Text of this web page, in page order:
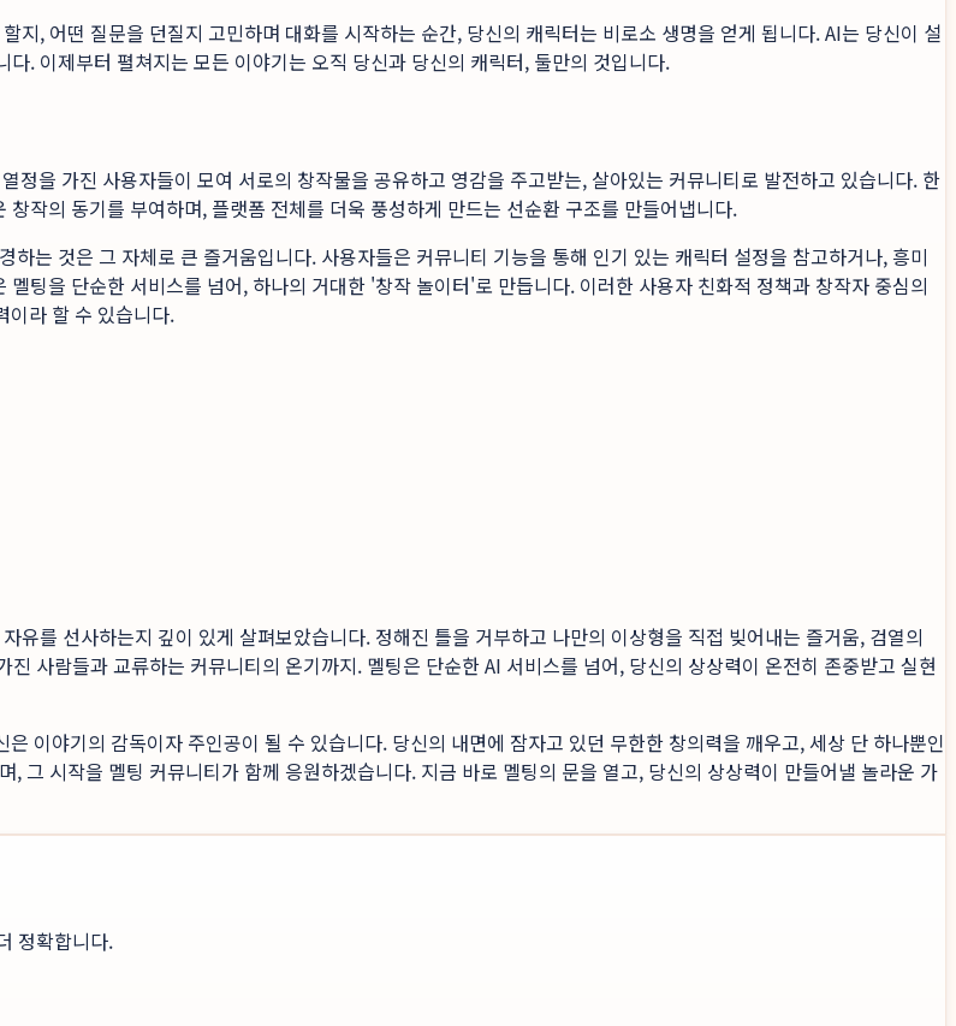
, 어떤 질문을 던질지 고민하며 대화를 시작하는 순간, 당신의 캐릭터는 비로소 생명을 얻게 됩니다. AI는 당신이 설
. 이제부터 펼쳐지는 모든 이야기는 오직 당신과 당신의 캐릭터, 둘만의 것입니다.
정을 가진 사용자들이 모여 서로의 창작물을 공유하고 영감을 주고받는, 살아있는 커뮤니티로 발전하고 있습니다. 한
작의 동기를 부여하며, 플랫폼 전체를 더욱 풍성하게 만드는 선순환 구조를 만들어냅니다.
는 것은 그 자체로 큰 즐거움입니다. 사용자들은 커뮤니티 기능을 통해 인기 있는 캐릭터 설정을 참고하거나, 흥미
팅을 단순한 서비스를 넘어, 하나의 거대한 '창작 놀이터'로 만듭니다. 이러한 사용자 친화적 정책과 창작자 중심의
이라 할 수 있습니다.
유를 선사하는지 깊이 있게 살펴보았습니다. 정해진 틀을 거부하고 나만의 이상형을 직접 빚어내는 즐거움, 검열의
사람들과 교류하는 커뮤니티의 온기까지. 멜팅은 단순한 AI 서비스를 넘어, 당신의 상상력이 온전히 존중받고 실현
은 이야기의 감독이자 주인공이 될 수 있습니다. 당신의 내면에 잠자고 있던 무한한 창의력을 깨우고, 세상 단 하나뿐인
, 그 시작을 멜팅 커뮤니티가 함께 응원하겠습니다. 지금 바로 멜팅의 문을 열고, 당신의 상상력이 만들어낼 놀라운 가
정확합니다.